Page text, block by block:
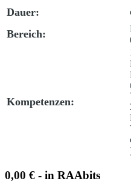
Dauer:
Bereich:
Kompetenzen:
0,00 € - in RAAbits